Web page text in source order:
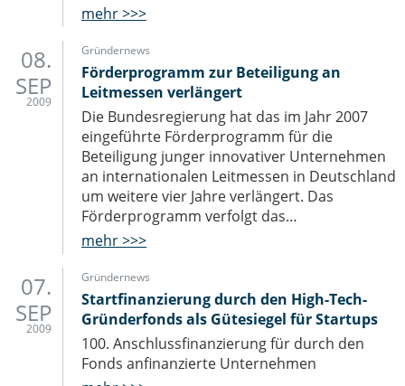
mehr >>>
08.
SEP
2009
Gründernews
Förderprogramm zur Beteiligung an
Leitmessen verlängert
Die Bundesregierung hat das im Jahr 2007
eingeführte Förderprogramm für die
Beteiligung junger innovativer Unternehmen
an internationalen Leitmessen in Deutschland
um weitere vier Jahre verlängert. Das
Förderprogramm verfolgt das…
mehr >>>
07.
SEP
2009
Gründernews
Startfinanzierung durch den High-Tech-
Gründerfonds als Gütesiegel für Startups
100. Anschlussfinanzierung für durch den
Fonds anfinanzierte Unternehmen